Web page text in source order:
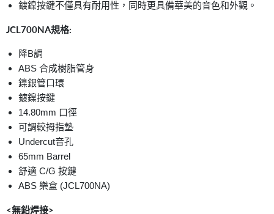
鍍鎳按鍵不僅具有耐用性，同時更具備華美的音色和外觀。
JCL700NA規格:
降B調
ABS 合成樹脂管身
鎳銀管口環
鍍鎳按鍵
14.80mm 口徑
可調較拇指墊
Undercut音孔
65mm Barrel
舒適 C/G 按鍵
ABS 樂盒 (JCL700NA)
<無鉛焊接>